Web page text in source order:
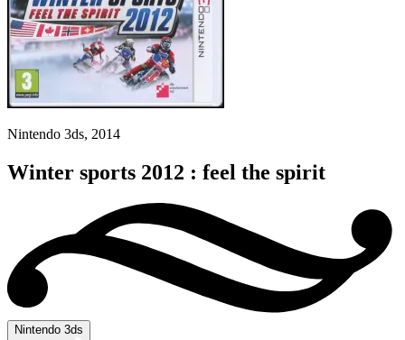
Nintendo 3ds, 2014
Winter sports 2012 : feel the spirit
Nintendo 3ds